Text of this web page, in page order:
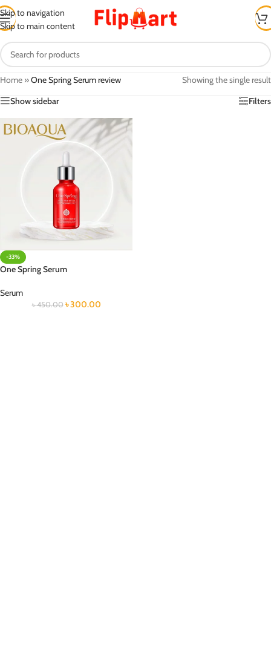
Skip to navigation
Skip to main content
Home »One Spring Serum review
Showing the single result
Show sidebar
Filters
-33%
One Spring Serum
Serum
৳450.00 ৳300.00